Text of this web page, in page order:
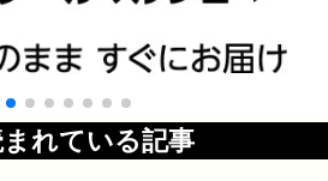
れている記事